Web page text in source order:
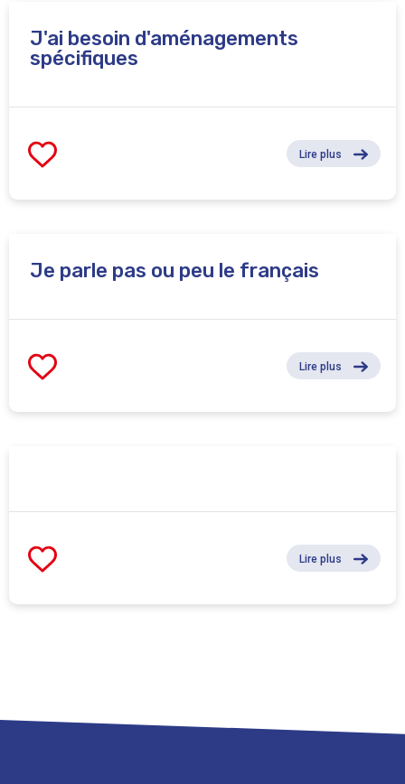
J'ai besoin d'aménagements
spécifiques
Lire plus
Je parle pas ou peu le français
Lire plus
Lire plus